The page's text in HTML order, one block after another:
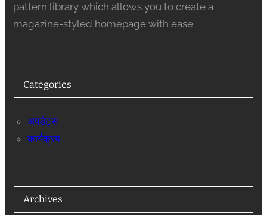
pattern library which allows you to create a
magazine-styled homepage with ease.
Categories
अपडेट्स
कार्यक्रम
Archives